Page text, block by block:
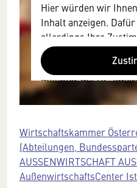
Hier würden wir
Inhalt anzeigen.
allerdings Ihre
Browser
Daten zu Geräten und
mitunter mit US-
austauscht.
Datenschutzrecht
Schutzniveau und
US-amerikanische
diesen Daten
Wirtschaftskammer
(Abteilungen,
AUSSENWIRTSCHAFT
AußenwirtschaftsCenter